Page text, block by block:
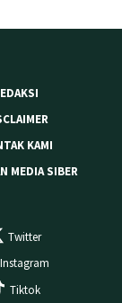
KAMI
MEDIA SIBER
Twitter
Instagram
Tiktok